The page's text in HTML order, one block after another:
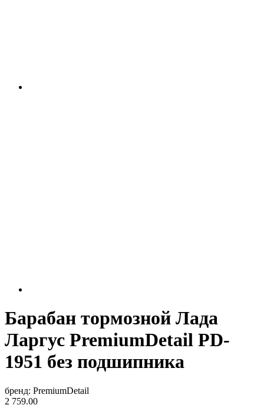
Барабан тормозной Лада
Ларгус PremiumDetail PD-
1951 без подшипника
бренд: PremiumDetail
2 759.00